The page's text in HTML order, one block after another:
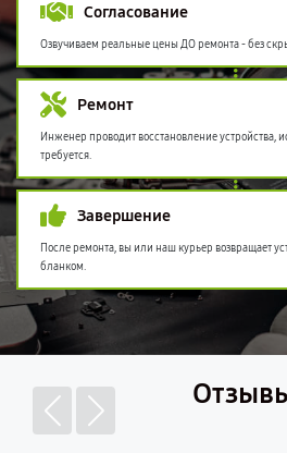
Согласование
Озвучиваем реальные цены ДО ремонта - без
Ремонт
Инженер проводит восстановление устройства,
требуется.
Завершение
После ремонта, вы или наш курьер возвращает
бланком.